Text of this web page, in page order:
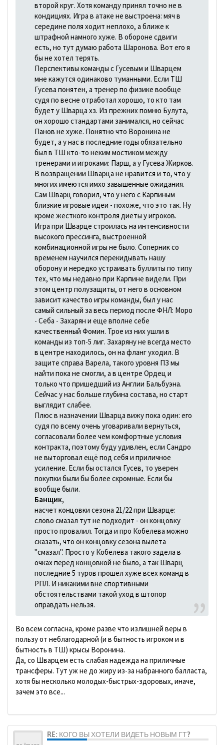
второй круг. Хотя команду принял точно не в
кондициях. Игра в атаке не выстроена: мяч в
середине поля ходит неплохо, а ближе к
штрафной намного хуже. В обороне сдвиги
есть, но тут думаю работа Шаронова. Вот его я
бы не хотел терять.
Перспективы команды с Гусевым и Шварцем
мне кажутся одинаково туманными. Если ТШ
Гусева понятен, а тренер по физике вообще
судя по весне отработал хорошо, то кто там
будет у Шварца хз. Из прежних помню Булута,
он хорошо стандартами занимался, но сейчас
Панов не хуже. Понятно что Воронина не
будет, а у нас в последние годы обязательно
был в ТШ кто-то неким мостиком между
тренерами и игроками: Парш, а у Гусева Жирков.
В возвращении Шварца не нравится и то, что у
многих имеются имхо завышенные ожидания.
Сам Шварц говорил, что у него с Карпиным
близкие игровые идеи - похоже, что это так. Ну
кроме жесткого контроля диеты у игроков.
Игра при Шварце строилась на интенсивности
высокого прессинга, выстроенной
комбинационной игры не было. Соперник со
временем научился перекидывать нашу
оборону и нередко устраивать буллиты по типу
тех, что мы недавно при Карпине видели. При
этом центр полузащиты, от него в основном
зависит качество игры команды, был у нас
самый сильный за весь период после ФНЛ: Моро
- Себа - Захарян и еще вполне себе
качественный Фомин. Трое из них ушли в
команды из топ-5 лиг. Захаряну не всегда место
в центре находилось, он на фланг уходил. В
защите справа Варела, такого уровня ПЗ мы
найти пока не смогли, а в центре Ордец и
только что пришедший из Англии Бальбуэна.
Сейчас у нас больше глубина состава, но старт
выглядит слабее.
Плюс в назначении Шварца вижу пока один: его
судя по всему очень уговаривали вернуться,
согласовали более чем комфортные условия
контракта, поэтому буду удивлен, если Сандро
не выторговал ещё под себя и приличное
усиление. Если бы остался Гусев, то уверен
покупки были бы более скромные. Если бы
вообще были.
Банщик,
насчет концовки сезона 21/22 при Шварце:
слово смазал тут не подходит - он концовку
просто провалил. Тогда и про Кобелева можно
сказать, что он концовку сезона вылета
"смазал". Просто у Кобелева такого задела в
очках перед концовкой не было, а так Шварц
последние 5 туров прошел хуже всех команд в
РПЛ. И никакими вне спортивными
обстоятельствами такой уход в штопор
оправдать нельзя.
Во всем согласна, кроме разве что излишней веры в
пользу от неблагодарной (и в бытность игроком и в
бытность в ТШ) крысы Воронина.
Да, со Шварцем есть слабая надежда на приличные
трансферы. Тут уж не до жиру из-за набранного балласта,
хотя бы несколько молодых-быстрых-здоровых, иначе,
зачем это все...
RE: КОГО ВЫ ХОТЕЛИ ВИДЕТЬ НОВЫМ ГТ?